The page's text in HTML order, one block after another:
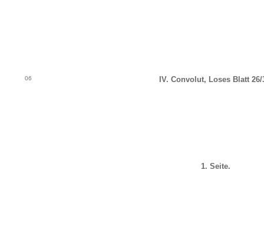
06 IV. Convolut, Loses Blatt 26/
1. Seite.